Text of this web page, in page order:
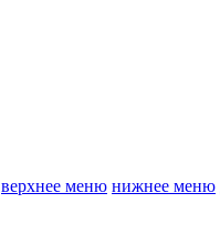
верхнее меню нижнее меню